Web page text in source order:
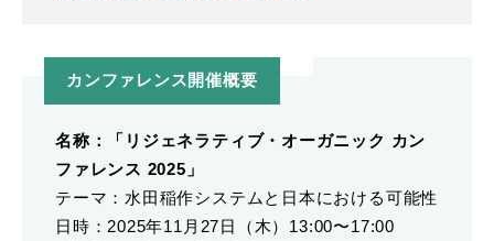
カンファレンス開催概要
名称：「リジェネラティブ・オーガニック カン
ファレンス 2025」
テーマ：水田稲作システムと日本における可能性
日時：2025年11月27日（木）13:00〜17:00